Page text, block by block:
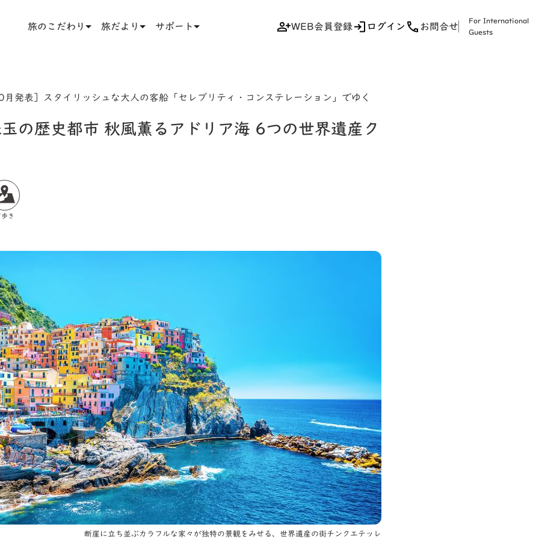
旅のこだわり 旅だより サポート WEB会員登録 ログイン お問合せ
For International
Guests
発表］スタイリッシュな大人の客船「セレブリティ・コンステレーション」でゆく
の歴史都市 秋風薫るアドリア海 6つの世界遺産ク
き
断崖に立ち並ぶカラフルな家々が独特の景観をみせる、世界遺産の街チンクエテッレ